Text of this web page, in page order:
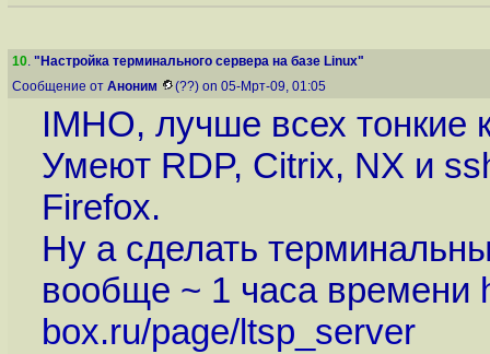
10. "Настройка терминального сервера на базе Linux"
Сообщение от Аноним (??) on 05-Мрт-09, 01:05
IMHO, лучше всех тонкие
Умеют RDP, Citrix, NX и
Firefox.
Ну а сделать
вообще ~ 1 часа времени
box.ru/page/ltsp_server